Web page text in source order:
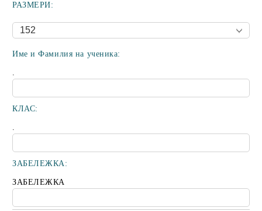
РАЗМЕРИ:
Име и Фамилия на ученика:
.
КЛАС:
.
ЗАБЕЛЕЖКА:
ЗАБЕЛЕЖКА